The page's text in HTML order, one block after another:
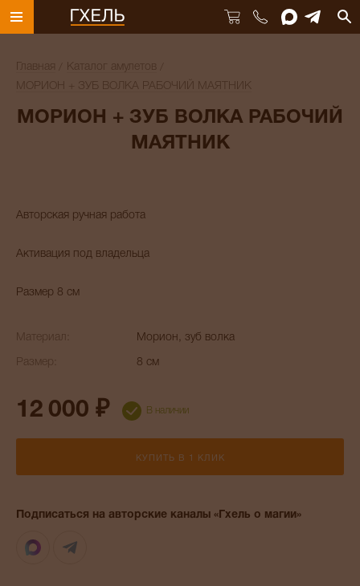
Главная
Каталог амулетов
МОРИОН + ЗУБ ВОЛКА РАБОЧИЙ МАЯТНИК
МОРИОН + ЗУБ ВОЛКА РАБОЧИЙ
МАЯТНИК
Авторская ручная работа
Активация под владельца
Размер 8 см
Материал: Морион, зуб волка
Размер: 8 см
12 000 ₽ В наличии
КУПИТЬ В 1 КЛИК
Подписаться на авторские каналы «Гхель о магии»
Max